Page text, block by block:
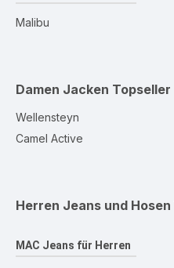
Malibu
Damen Jacken Topseller
Wellensteyn
Camel Active
Herren Jeans und Hosen
MAC Jeans für Herren